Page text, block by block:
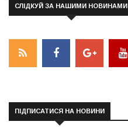
СЛІДКУЙ ЗА НАШИМИ НОВИНАМИ
ПІДПИСАТИСЯ НА НОВИНИ